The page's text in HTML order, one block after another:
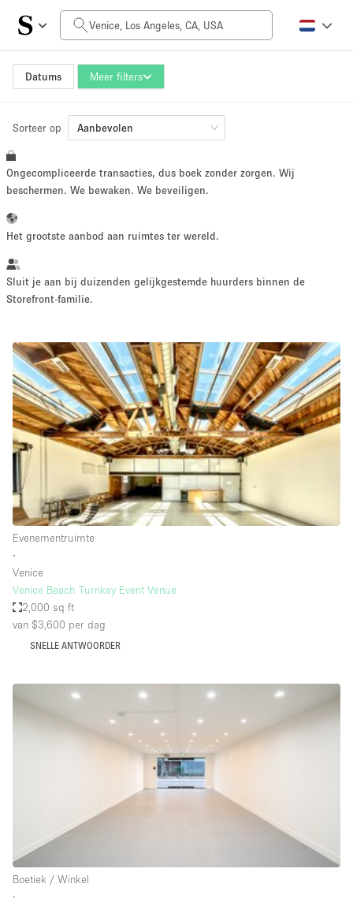
Datums Meer filters
Prijs per dag
$0
Grootte ruimte
100 sq ft 5000+ sq ft
~ 13 mensen
Een
fotoshoot
maken
Conferentie Vergadering Kantoor
Winkel
delen
Type ruimte
Advertentieruimte
Atelier / Werkplaats
Boetiek / Winkel
Boot
Container
Foto / Filmstudio
Galerie
Hal
Sorteer op Aanbevolen
Ongecompliceerde transacties, dus boek zonder zorgen. Wij
beschermen. We bewaken. We beveiligen.
Het grootste aanbod aan ruimtes ter wereld.
Sluit je aan bij duizenden gelijkgestemde huurders binnen de
Storefront-familie.
Evenementruimte
∙
Venice
Venice Beach Turnkey Event Venue
2,000 sq ft
van $3,600 per dag
SNELLE ANTWOORDER
Boetiek / Winkel
∙